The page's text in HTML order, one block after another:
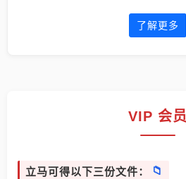
了解更多
VIP 会员
立马可得以下三份文件：